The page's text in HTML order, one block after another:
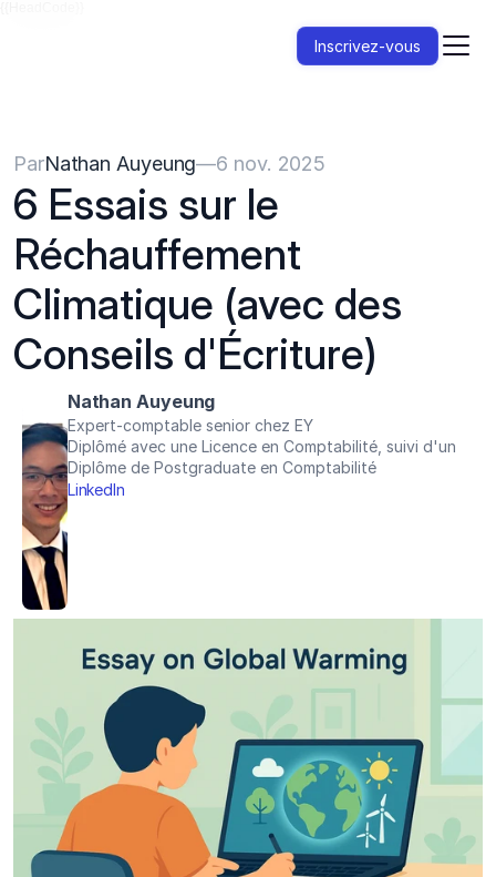
Inscrivez-vous
ParNathan Auyeung—6 nov. 2025
6 Essais sur le
Réchauffement
Climatique (avec des
Conseils d'Écriture)
Nathan Auyeung
Expert-comptable senior chez EY
Diplômé avec une Licence en Comptabilité, suivi d'un
Diplôme de Postgraduate en Comptabilité
LinkedIn